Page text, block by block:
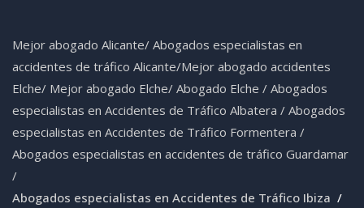
Mejor abogado Alicante/ Abogados especialistas en
accidentes de tráfico Alicante/Mejor abogado accidentes
Elche/ Mejor abogado Elche/ Abogado Elche / Abogados
especialistas en Accidentes de Tráfico Albatera / Abogados
especialistas en Accidentes de Tráfico Formentera /
Abogados especialistas en accidentes de tráfico Guardamar
/
Abogados especialistas en Accidentes de Tráfico Ibiza /